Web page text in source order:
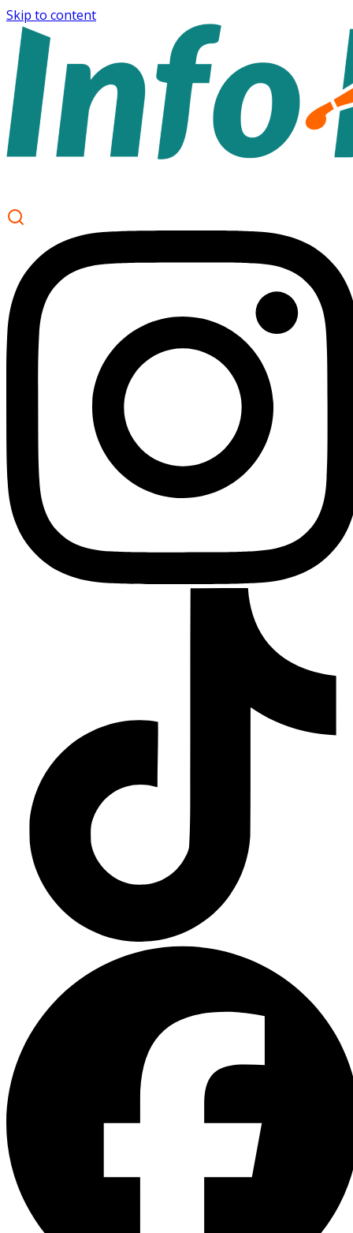
Skip to content